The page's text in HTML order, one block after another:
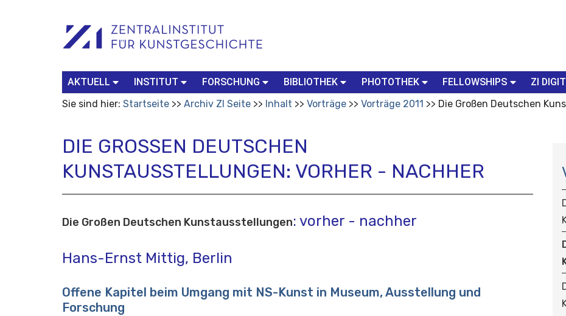
Werkzeuge
Search…
AKTUELL INSTITUT FORSCHUNG BIBLIOTHEK PHOTOTHEK FELLOWSHIPS ZI
Sie sind hier: Startseite Archiv ZI Seite Inhalt Vorträge Vorträge 2011 Die Großen Deutschen
DIE GROSSEN DEUTSCHEN K
UNSTAUSSTELLUNGEN: VORHER - NACHHER
Die Großen Deutschen Kunstausstellungen: vorher - nachher
Hans-Ernst Mittig, Berlin
Offene Kapitel beim Umgang mit NS-Kunst in Museum, Ausstellung und
Forschung
I
I